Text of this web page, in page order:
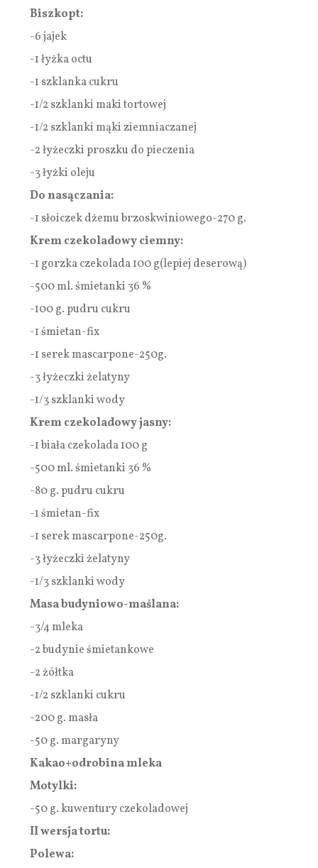
Biszkopt:
-6 jajek
-1 łyżka octu
-1 szklanka cukru
-1/2 szklanki maki tortowej
-1/2 szklanki mąki ziemniaczanej
-2 łyżeczki proszku do pieczenia
-3 łyżki oleju
Do nasączania:
-1 słoiczek dżemu brzoskwiniowego-270 g.
Krem czekoladowy ciemny:
-1 gorzka czekolada 100 g(lepiej deserową)
-500 ml. śmietanki 36 %
-100 g. pudru cukru
-1 śmietan-fix
-1 serek mascarpone-250g.
-3 łyżeczki żelatyny
-1/3 szklanki wody
Krem czekoladowy jasny:
-1 biała czekolada 100 g
-500 ml. śmietanki 36 %
-80 g. pudru cukru
-1 śmietan-fix
-1 serek mascarpone-250g.
-3 łyżeczki żelatyny
-1/3 szklanki wody
Masa budyniowo-maślana:
-3/4 mleka
-2 budynie śmietankowe
-2 żółtka
-1/2 szklanki cukru
-200 g. masła
-50 g. margaryny
Kakao+odrobina mleka
Motylki:
-50 g. kuwentury czekoladowej
II wersja tortu:
Polewa: